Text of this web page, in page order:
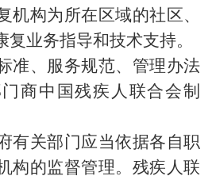
机构为所在区域的社区、
业务指导和技术支持。
准、服务规范、管理办法
商中国残疾人联合会制
有关部门应当依据各自职
构的监督管理。残疾人联